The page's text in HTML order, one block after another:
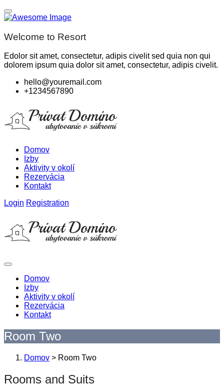
Welcome to Resort
Edolor sit amet, consectetur, adipis civelit sed quia non qui
dolorem ipsum quia dolor sit amet, consectetur, adipis civelit.
hello@youremail.com
+1234567890
Domov
Izby
Aktivity v okolí
Rezervácia
Kontakt
Login Registration
Domov
Izby
Aktivity v okolí
Rezervácia
Kontakt
Room Two
Domov > Room Two
Rooms and Suits